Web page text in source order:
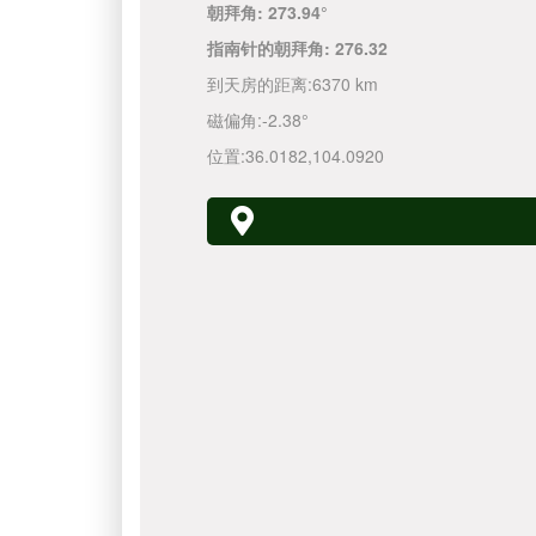
朝拜角: 273.94°
指南针的朝拜角: 276.32
到天房的距离:6370 km
磁偏角:-2.38°
位置:36.0182,104.0920